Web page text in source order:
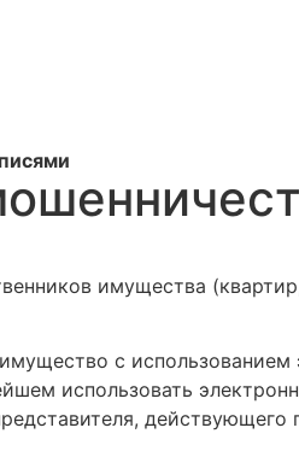
имущества
с
использовать